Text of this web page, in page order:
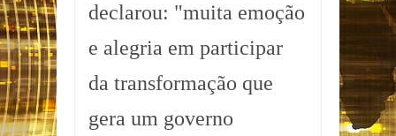
declarou: "muita emoção
e alegria em participar
da transformação que
gera um governo